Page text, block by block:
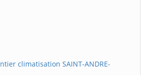
climatisation SAINT-ANDRE-